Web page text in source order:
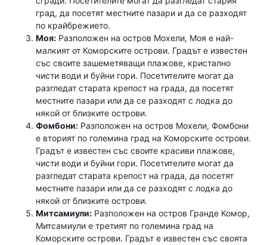
град, да посетят местните пазари и да се разходят
по крайбрежието.
Моя: Разположен на остров Мохели, Моя е най-
малкият от Коморските острови. Градът е известен
със своите зашеметяващи плажове, кристално
чисти води и буйни гори. Посетителите могат да
разгледат старата крепост на града, да посетят
местните пазари или да се разходят с лодка до
някой от близките острови.
Фомбони: Разположен на остров Мохели, Фомбони
е вторият по големина град на Коморските острови.
Градът е известен със своите красиви плажове,
чисти води и буйни гори. Посетителите могат да
разгледат старата крепост на града, да посетят
местните пазари или да се разходят с лодка до
някой от близките острови.
Митсамиули: Разположен на остров Гранде Комор,
Митсамиули е третият по големина град на
Коморските острови. Градът е известен със своята